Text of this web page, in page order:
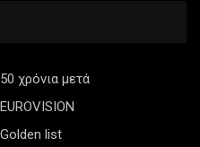
50 χρόνια μετά
EUROVISION
Golden list